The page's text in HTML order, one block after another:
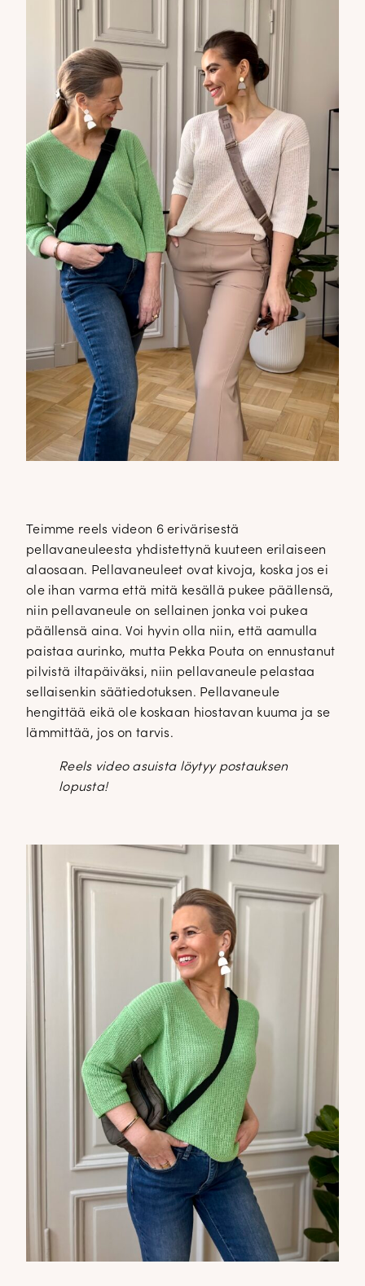
Teimme reels videon 6 erivärisestä
pellavaneuleesta yhdistettynä kuuteen erilaiseen
alaosaan. Pellavaneuleet ovat kivoja, koska jos ei
ole ihan varma että mitä kesällä pukee päällensä,
niin pellavaneule on sellainen jonka voi pukea
päällensä aina. Voi hyvin olla niin, että aamulla
paistaa aurinko, mutta Pekka Pouta on ennustanut
pilvistä iltapäiväksi, niin pellavaneule pelastaa
sellaisenkin säätiedotuksen. Pellavaneule
hengittää eikä ole koskaan hiostavan kuuma ja se
lämmittää, jos on tarvis.
Reels video asuista löytyy postauksen
lopusta!